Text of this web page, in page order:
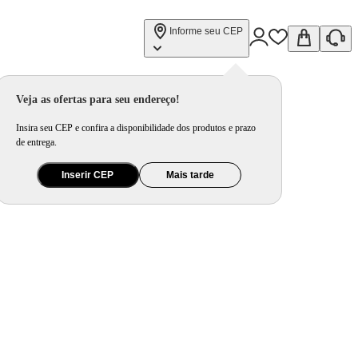
Informe seu CEP
Veja as ofertas para seu endereço!
Insira seu CEP e confira a disponibilidade dos produtos e prazo
de entrega.
Inserir CEP Mais tarde